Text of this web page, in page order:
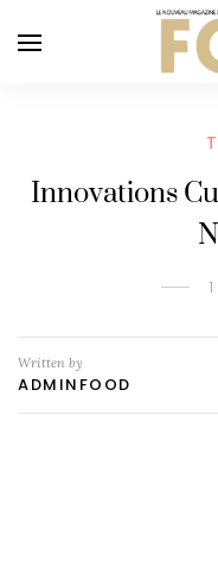
Innovations
Written by
ADMINFOOD